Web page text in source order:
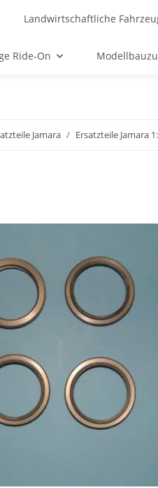
Landwirtschaftliche
Ride-On
Jamara Ersatzteile Jamara